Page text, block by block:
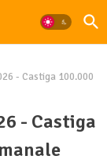
- Castiga 100.000
- Castiga